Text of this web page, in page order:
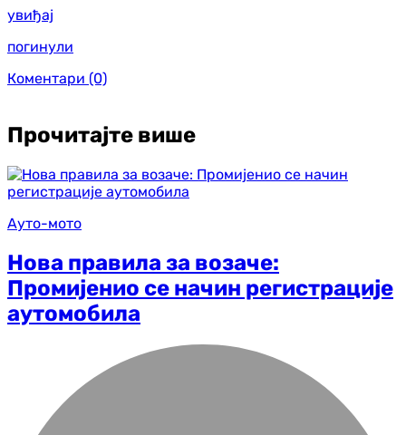
увиђај
погинули
Коментари (0)
Прочитајте више
Ауто-мото
Нова правила за возаче:
Промијенио се начин регистрације
аутомобила